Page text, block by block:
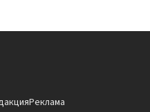
Реклама